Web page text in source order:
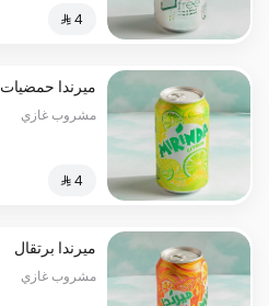
⁨⁦‪‬ 4⁩
ميرندا حمضيات
مشروب غازي
⁨⁦‪‬ 4⁩
ميرندا برتقال
مشروب غازي